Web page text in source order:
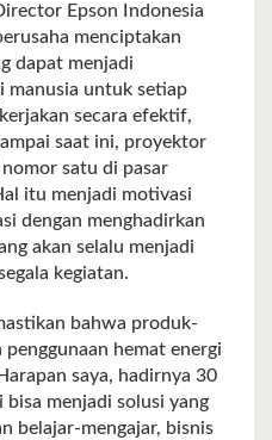
Epson Indonesia
menciptakan
dapat menjadi
manusia untuk setiap
secara efektif,
saat ini, proyektor
satu di pasar
itu menjadi motivasi
dengan menghadirkan
akan selalu menjadi
kegiatan.
bahwa produk-
hemat energi
saya, hadirnya 30
menjadi solusi yang
belajar-mengajar, bisnis